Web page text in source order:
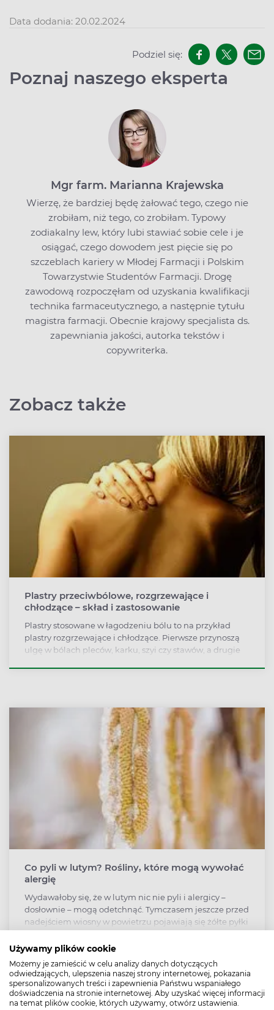
Używamy plików cookie
Możemy je zamieścić w celu analizy danych dotyczących
odwiedzających, ulepszenia naszej strony internetowej, pokazania
spersonalizowanych treści i zapewnienia Państwu wspaniałego
doświadczenia na stronie internetowej. Aby uzyskać więcej informacji
na temat plików cookie, których używamy, otwórz ustawienia.
Data dodania: 20.02.2024
Podziel się:
Poznaj naszego eksperta
Mgr farm. Marianna Krajewska
Wierzę, że bardziej będę żałować tego, czego nie
zrobiłam, niż tego, co zrobiłam. Typowy
zodiakalny lew, który lubi stawiać sobie cele i je
osiągać, czego dowodem jest pięcie się po
szczeblach kariery w Młodej Farmacji i Polskim
Towarzystwie Studentów Farmacji. Drogę
zawodową rozpoczęłam od uzyskania kwalifikacji
technika farmaceutycznego, a następnie tytułu
magistra farmacji. Obecnie krajowy specjalista ds.
zapewniania jakości, autorka tekstów i
copywriterka.
Zobacz także
Plastry przeciwbólowe, rozgrzewające i
chłodzące – skład i zastosowanie
Plastry stosowane w łagodzeniu bólu to na przykład
plastry rozgrzewające i chłodzące. Pierwsze przynoszą
ulgę w bólach pleców, karku, szyi czy stawów, a drugie
Co pyli w lutym? Rośliny, które mogą wywołać
alergię
Wydawałoby się, że w lutym nic nie pyli i alergicy –
dosłownie – mogą odetchnąć. Tymczasem jeszcze przed
nadejściem wiosny w powietrzu pojawiają się żółte pyłki
poradzić z alergią wziewną w drugim miesiącu roku?